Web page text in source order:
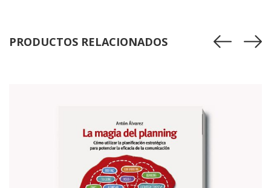
PRODUCTOS RELACIONADOS